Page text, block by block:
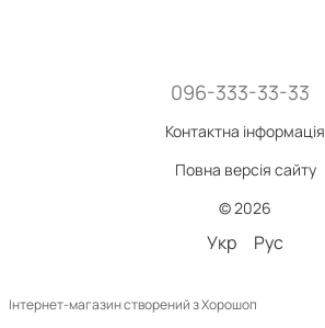
096-333-33-33
Контактна інформація
Повна версія сайту
© 2026
Укр Рус
Інтернет-магазин створений з Хорошоп